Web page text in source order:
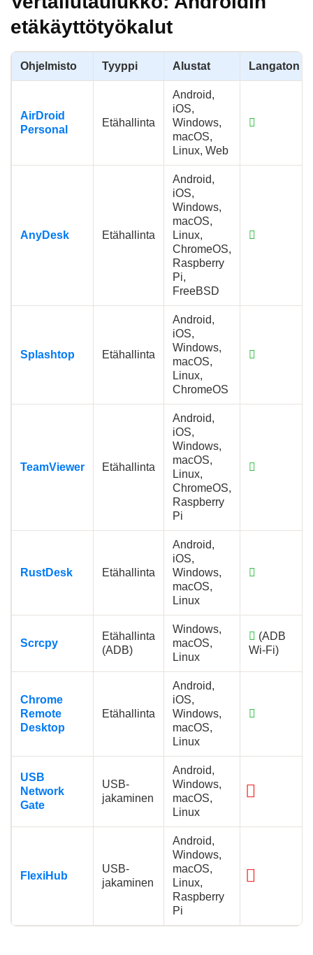
etäkäyttötyökalut
Ohjelmisto Tyyppi Alustat Langaton
AirDroid
Personal
Etähallinta
Android,
iOS,
Windows,
macOS,
Linux, Web
AnyDesk Etähallinta
Android,
iOS,
Windows,
macOS,
Linux,
ChromeOS,
Raspberry
Pi,
FreeBSD
Splashtop Etähallinta
Android,
iOS,
Windows,
macOS,
Linux,
ChromeOS
TeamViewer Etähallinta
Android,
iOS,
Windows,
macOS,
Linux,
ChromeOS,
Raspberry
Pi
RustDesk Etähallinta
Android,
iOS,
Windows,
macOS,
Linux
Scrcpy
Etähallinta
(ADB)
Windows,
macOS,
Linux
(ADB
Wi-Fi)
Chrome
Remote
Desktop
Etähallinta
Android,
iOS,
Windows,
macOS,
Linux
USB
Network
Gate
USB-
jakaminen
Android,
Windows,
macOS,
Linux
FlexiHub
USB-
jakaminen
Android,
Windows,
macOS,
Linux,
Raspberry
Pi